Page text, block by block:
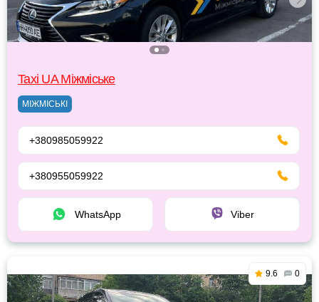
Taxi UA Міжміське
МІЖМІСЬКІ
+380985059922
+380955059922
WhatsApp Viber
9.6 0